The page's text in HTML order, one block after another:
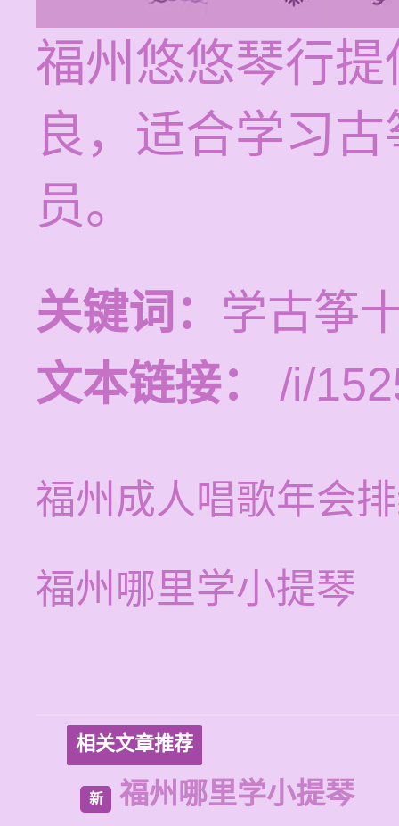
福州悠悠琴行
良，适合学习
员。
关键词： 学古筝
文本链接：
/i/
福州成人唱歌年会
福州哪里学小提琴
相关文章推荐
新 福州哪里学小提琴